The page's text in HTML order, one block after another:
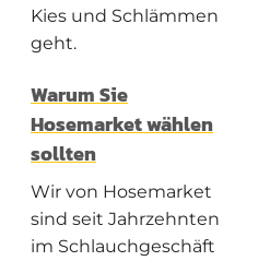
Kies und Schlämmen
geht.
Warum Sie
Hosemarket wählen
sollten
Wir von Hosemarket
sind seit Jahrzehnten
im Schlauchgeschäft